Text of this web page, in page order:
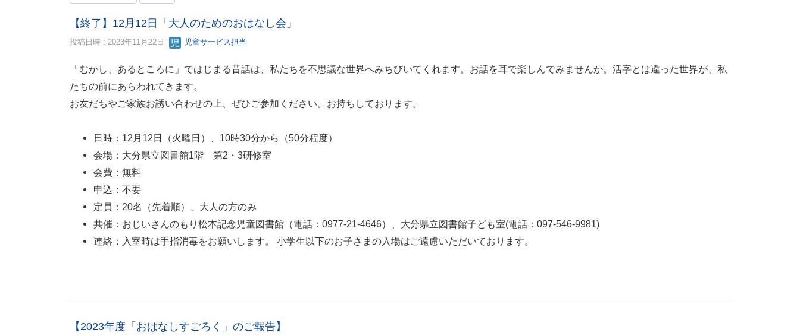
【終了】12月12日「大人のためのおはなし会」
投稿日時 : 2023年11月22日 児童サービス担当
「むかし、あるところに」ではじまる昔話は、私たちを不思議な世界へみちびいてくれます。お話を耳で楽しんでみませんか。活字とは違った世界が、私
たちの前にあらわれてきます。
お友だちやご家族お誘い合わせの上、ぜひご参加ください。お持ちしております。
日時：12月12日（火曜日）、10時30分から（50分程度）
会場：大分県立図書館1階 第2・3研修室
会費：無料
申込：不要
定員：20名（先着順）、大人の方のみ
共催：おじいさんのもり松本記念児童図書館（電話：0977-21-4646）、大分県立図書館子ども室(電話：097-546-9981)
連絡：入室時は手指消毒をお願いします。 小学生以下のお子さまの入場はご遠慮いただいております。
【2023年度「おはなしすごろく」のご報告】